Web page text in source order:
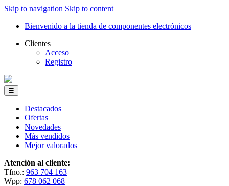
Skip to navigation Skip to content
Bienvenido a la tienda de componentes electrónicos
Clientes
Acceso
Registro
☰
Destacados
Ofertas
Novedades
Más vendidos
Mejor valorados
Atención al cliente:
Tfno.: 963 704 163
Wpp: 678 062 068